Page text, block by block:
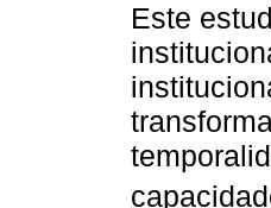
Este